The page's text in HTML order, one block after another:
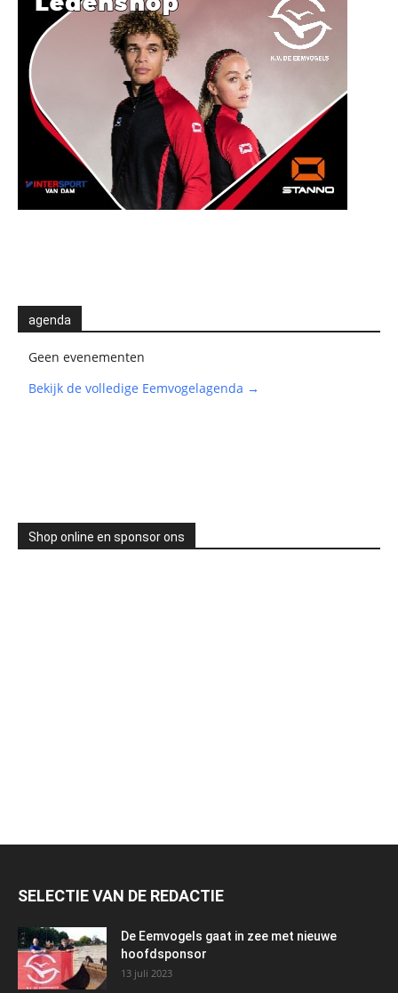
agenda
Geen evenementen
Bekijk de volledige Eemvogelagenda →
Shop online en sponsor ons
SELECTIE VAN DE REDACTIE
De Eemvogels gaat in zee met nieuwe
hoofdsponsor
13 juli 2023